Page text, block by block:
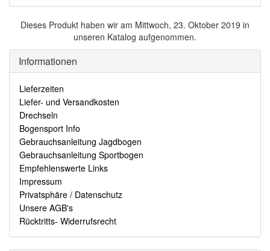
Dieses Produkt haben wir am Mittwoch, 23. Oktober 2019 in
unseren Katalog aufgenommen.
Informationen
Lieferzeiten
Liefer- und Versandkosten
Drechseln
Bogensport Info
Gebrauchsanleitung Jagdbogen
Gebrauchsanleitung Sportbogen
Empfehlenswerte Links
Impressum
Privatsphäre / Datenschutz
Unsere AGB's
Rücktritts- Widerrufsrecht